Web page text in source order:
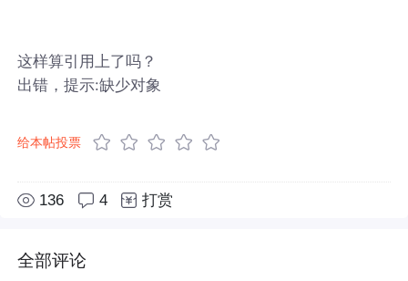
这样算引用上了吗？
出错，提示:缺少对象
给本帖投票
136 4 打赏
全部评论